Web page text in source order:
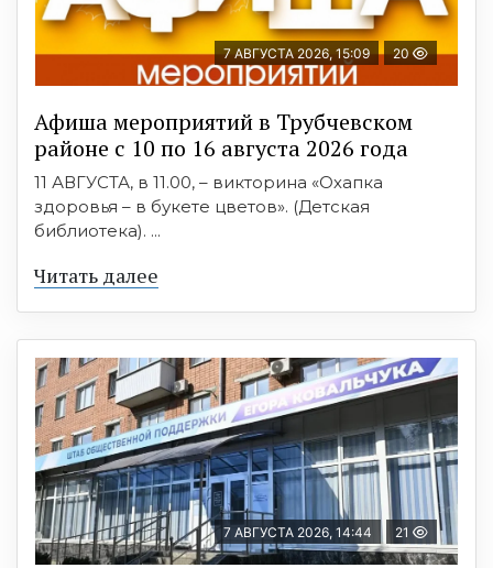
7 АВГУСТА 2026, 15:09 20
Афиша мероприятий в Трубчевском
районе с 10 по 16 августа 2026 года
11 АВГУСТА, в 11.00, – викторина «Охапка
здоровья – в букете цветов». (Детская
библиотека). ...
Читать далее
7 АВГУСТА 2026, 14:44 21